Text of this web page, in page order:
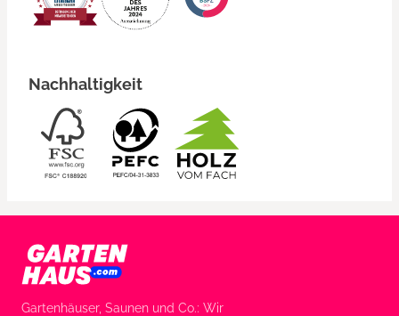
Nachhaltigkeit
Gartenhäuser, Saunen und Co.: Wir